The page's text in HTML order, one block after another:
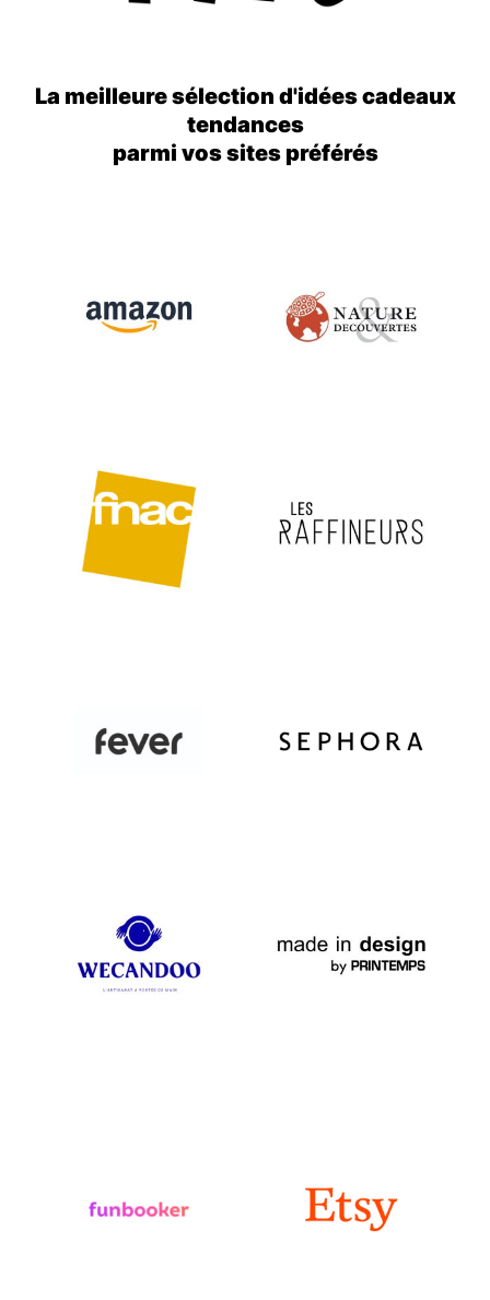
La meilleure sélection d'idées cadeaux
tendances
parmi vos sites préférés